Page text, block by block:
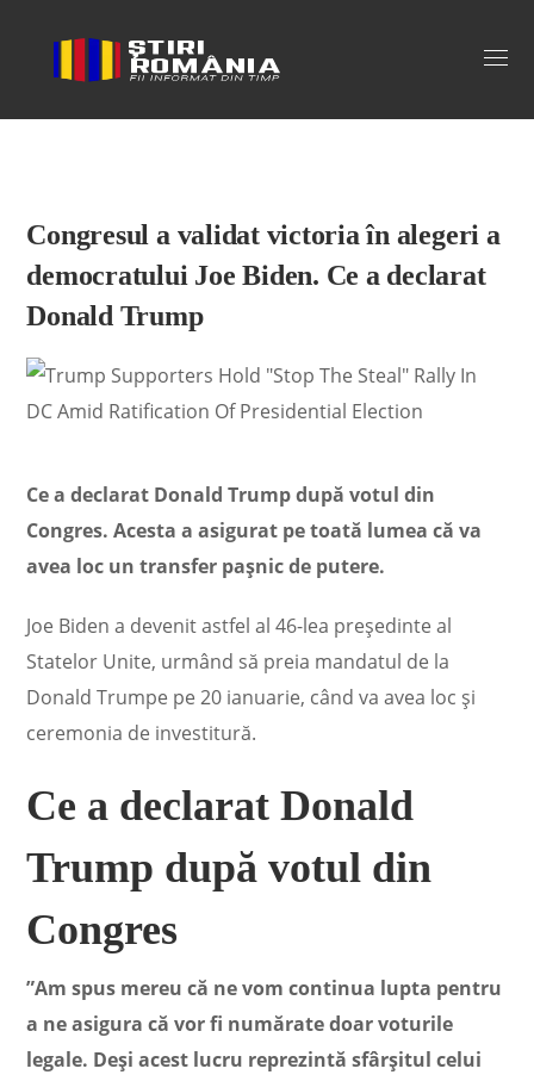
Stiri Romania
Congresul a validat victoria în alegeri a
democratului Joe Biden. Ce a declarat
Donald Trump
Ce a declarat Donald Trump după votul din
Congres. Acesta a asigurat pe toată lumea că va
avea loc un transfer pașnic de putere.
Joe Biden a devenit astfel al 46-lea președinte al
Statelor Unite, urmând să preia mandatul de la
Donald Trumpe pe 20 ianuarie, când va avea loc și
ceremonia de investitură.
Ce a declarat Donald
Trump după votul din
Congres
”Am spus mereu că ne vom continua lupta pentru
a ne asigura că vor fi numărate doar voturile
legale. Deşi acest lucru reprezintă sfârşitul celui